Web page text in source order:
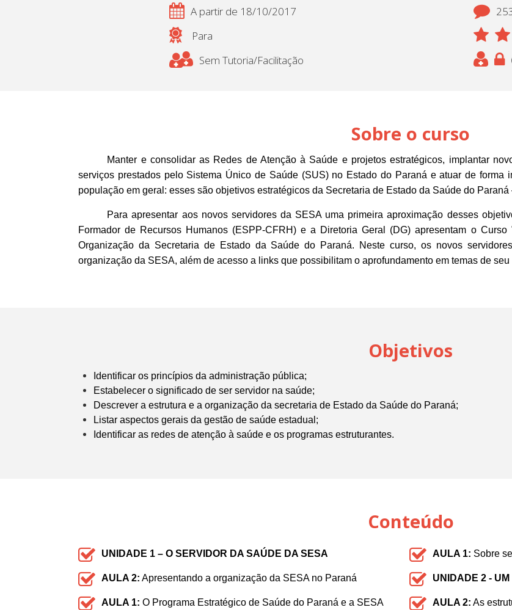
A partir de 18/10/2017
Para
Sem Tutoria/Facilitação
Sobre o curso
Manter e consolidar as Redes de Atenção à Saúde e projetos estratégicos, implantar
serviços prestados pelo Sistema Único de Saúde (SUS) no Estado do Paraná e atuar de
população em geral: esses são objetivos estratégicos da Secretaria de Estado da Saúde do Paraná
Para apresentar aos novos servidores da SESA uma primeira aproximação desses
Formador de Recursos Humanos (ESPP-CFRH) e a Diretoria Geral (DG) apresentam o Curso
Organização da Secretaria de Estado da Saúde do Paraná. Neste curso, os novos
organização da SESA, além de acesso a links que possibilitam o aprofundamento em temas de seu
Objetivos
Identificar os princípios da administração pública;
Estabelecer o significado de ser servidor na saúde;
Descrever a estrutura e a organização da secretaria de Estado da Saúde do Paraná;
Listar aspectos gerais da gestão de saúde estadual;
Identificar as redes de atenção à saúde e os programas estruturantes.
Conteúdo
UNIDADE 1 – O SERVIDOR DA SAÚDE DA SESA AULA 1: Sobre
AULA 2: Apresentando a organização da SESA no Paraná UNIDADE 2 -
AULA 1: O Programa Estratégico de Saúde do Paraná e a SESA AULA 2: As